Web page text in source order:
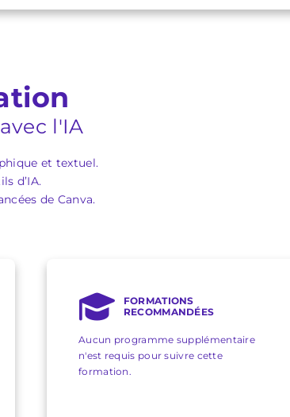
l'IA
et textuel.
d’IA.
de Canva.
FORMATIONS
RECOMMANDÉES
Aucun programme supplémentaire
n'est requis pour suivre cette
formation.